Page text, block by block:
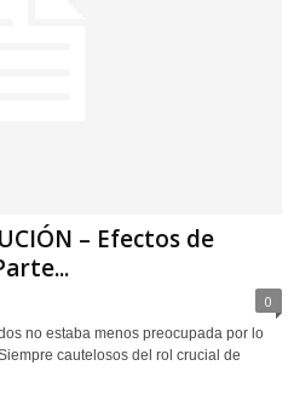
– Efectos de
0
no estaba menos preocupada por lo
cautelosos del rol crucial de